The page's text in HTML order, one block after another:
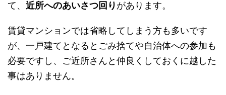
引越し後にするご近所へのあいさつ回り
引越し後に必ずやっておいた方が良いイベントと
して、近所へのあいさつ回りがあります。
賃貸マンションでは省略してしまう方も多いです